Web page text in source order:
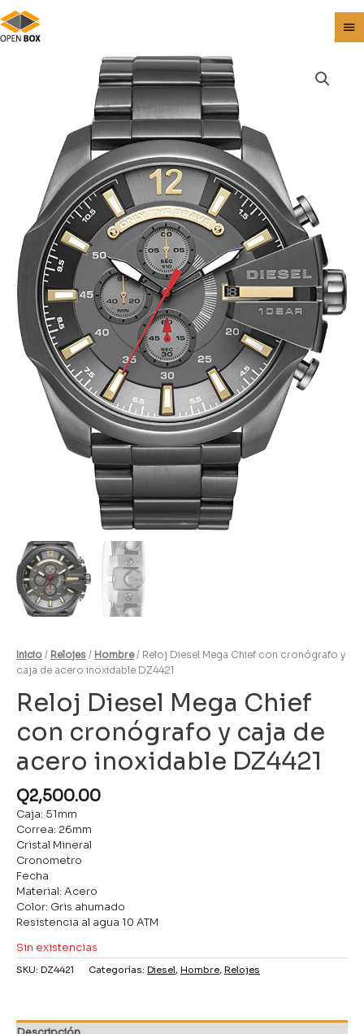
Inicio / Relojes / Hombre/ Reloj Diesel Mega Chief con cronógrafo y
caja de acero inoxidable DZ4421
Reloj Diesel Mega Chief
con cronógrafo y caja de
acero inoxidable DZ4421
Q2,500.00
Caja: 51mm
Correa: 26mm
Cristal Mineral
Cronometro
Fecha
Material: Acero
Color: Gris ahumado
Resistencia al agua 10 ATM
Sin existencias
SKU: DZ4421 Categorías: Diesel, Hombre, Relojes